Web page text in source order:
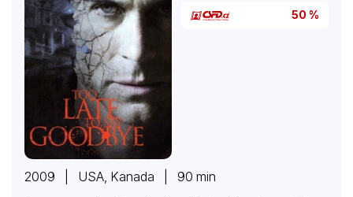
50 %
2009 | USA, Kanada | 90 min